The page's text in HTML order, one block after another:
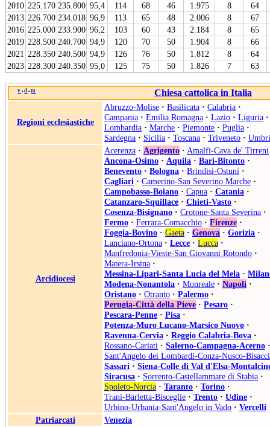
2010 225.170 235.800 95,4 114 68 46 1.975 8
64
2013 226.700 234.018 96,9 113 65 48 2.006 8
67
2016 225.000 233.900 96,2 103 60 43 2.184 8
65
2019 228.500 240.700 94,9 120 70 50 1.904 8
66
2021 228.350 240.500 94,9 126 76 50 1.812 8
64
2023 228.300 240.350 95,0 125 75 50 1.826 7 63
v • d • m Chiesa cattolica in Italia
Regioni ecclesiastiche
Abruzzo-Molise · Basilicata · Calabria ·
Campania · Emilia Romagna · Lazio · Liguria ·
Lombardia · Marche · Piemonte · Puglia ·
Sardegna · Sicilia · Toscana · Triveneto ·
Arcidiocesi
Acerenza · Agrigento · Amalfi-Cava de' Tirreni
Ancona-Osimo · Aquila · Bari-Bitonto ·
Benevento · Bologna · Brindisi-Ostuni ·
Cagliari · Camerino-San Severino Marche ·
Campobasso-Boiano · Capua · Catania ·
Catanzaro-Squillace · Chieti-Vasto ·
Cosenza-Bisignano · Crotone-Santa Severina ·
Fermo · Ferrara-Comacchio · Firenze ·
Foggia-Bovino · Gaeta · Genova · Gorizia ·
Lanciano-Ortona · Lecce · Lucca ·
Manfredonia-Vieste-San Giovanni Rotondo ·
Matera-Irsina ·
Messina-Lipari-Santa Lucia del Mela ·
Modena-Nonantola · Monreale · Napoli ·
Oristano · Otranto · Palermo ·
Perugia-Città della Pieve · Pesaro ·
Pescara-Penne · Pisa ·
Potenza-Muro Lucano-Marsico Nuovo ·
Ravenna-Cervia · Reggio Calabria-Bova ·
Rossano-Cariati · Salerno-Campagna-Acerno ·
Sant'Angelo dei Lombardi-Conza-Nusco-
Sassari · Siena-Colle di Val d'Elsa-
Siracusa · Sorrento-Castellammare di Stabia ·
Spoleto-Norcia · Taranto · Torino ·
Trani-Barletta-Bisceglie · Trento · Udine ·
Urbino-Urbania-Sant'Angelo in Vado · Vercelli
Patriarcati
Venezia